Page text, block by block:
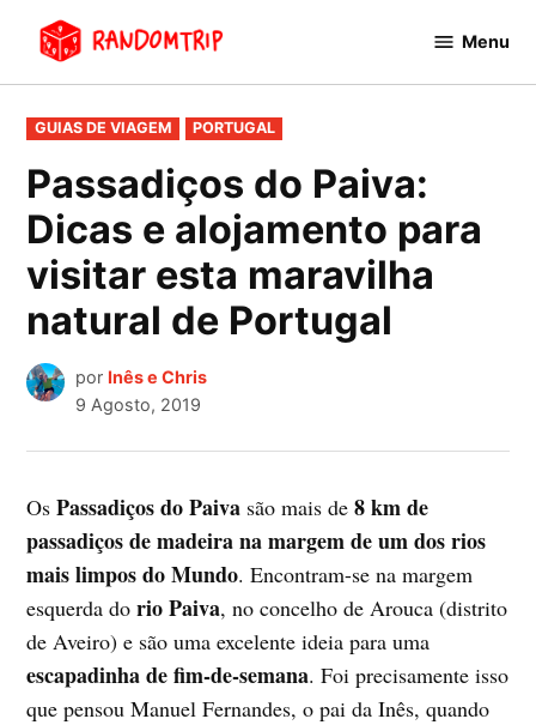
Avançar
conteúdo
Menu
PUBLICADO
EM
GUIAS DE VIAGEM PORTUGAL
Passadiços do Paiva:
Dicas e alojamento para
visitar esta maravilha
natural de Portugal
por Inês e Chris
9 Agosto, 2019
OsPassadiços do Paiva são mais de8 km de
passadiços de madeira na margem de um dos rios
mais limpos do Mundo. Encontram-se na margem
esquerda dorio Paiva, no concelho de Arouca (distrito
de Aveiro) e são uma excelente ideia para uma
escapadinha de fim-de-semana. Foi precisamente isso
que pensou Manuel Fernandes, o pai da Inês, quando